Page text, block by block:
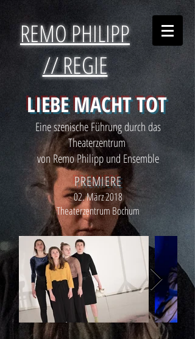
REMO PHILIPP
// REGIE
LIEBE MACHT TOT
Eine szenische Führung durch das
Theaterzentrum
von Remo Philipp und Ensemble
PREMIERE
02. März 2018
Theaterzentrum Bochum